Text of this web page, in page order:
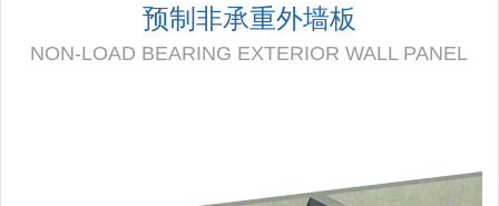
预制非承重外墙板
NON-LOAD BEARING EXTERIOR WALL PANEL